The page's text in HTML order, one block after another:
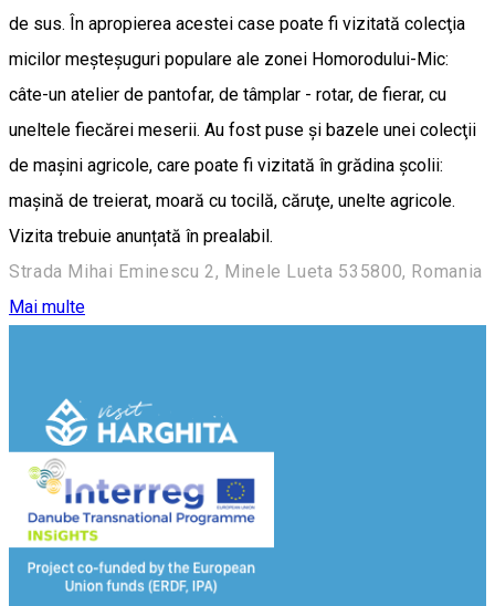
de sus. În apropierea acestei case poate fi vizitată colecţia
micilor meşteşuguri populare ale zonei Homorodului-Mic:
câte-un atelier de pantofar, de tâmplar - rotar, de fierar, cu
uneltele fiecărei meserii. Au fost puse şi bazele unei colecţii
de maşini agricole, care poate fi vizitată în grădina şcolii:
maşină de treierat, moară cu tocilă, căruţe, unelte agricole.
Vizita trebuie anunțată în prealabil.
Strada Mihai Eminescu 2, Minele Lueta 535800, Romania
Mai multe